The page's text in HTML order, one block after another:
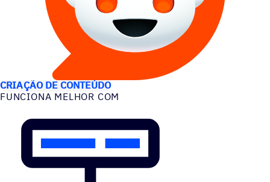
CASOS DE USO
CRIAÇÃO DE CONTEÚDO
FUNCIONA MELHOR COM